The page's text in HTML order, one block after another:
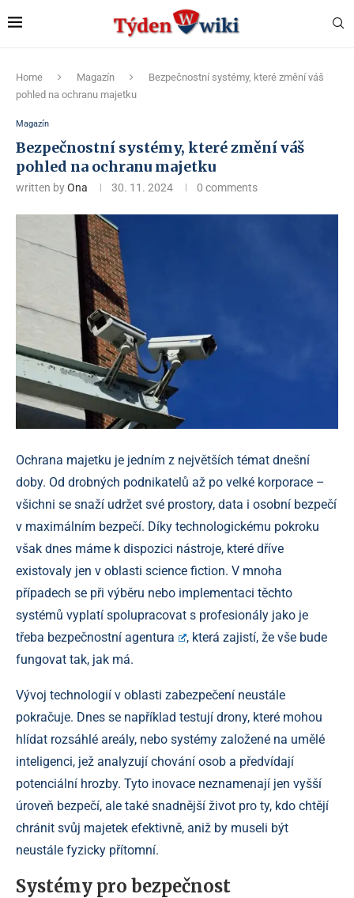
Home Magazín
Bezpečnostní systémy, které změní váš
pohled na ochranu majetku
Magazín
Bezpečnostní systémy, které změní váš
pohled na ochranu majetku
written byOna 30. 11. 2024 0 comments
Ochrana majetku je jedním z největších témat dnešní
doby. Od drobných podnikatelů až po velké korporace –
všichni se snaží udržet své prostory, data i osobní bezpečí
v maximálním bezpečí. Díky technologickému pokroku
však dnes máme k dispozici nástroje, které dříve
existovaly jen v oblasti science fiction. V mnoha
případech se při výběru nebo implementaci těchto
systémů vyplatí spolupracovat s profesionály jako je
třeba bezpečnostní agentura
, která zajistí, že vše bude
fungovat tak, jak má.
Vývoj technologií v oblasti zabezpečení neustále
pokračuje. Dnes se například testují drony, které mohou
hlídat rozsáhlé areály, nebo systémy založené na umělé
inteligenci, jež analyzují chování osob a předvídají
potenciální hrozby. Tyto inovace neznamenají jen vyšší
úroveň bezpečí, ale také snadnější život pro ty, kdo chtějí
chránit svůj majetek efektivně, aniž by museli být
neustále fyzicky přítomní.
Systémy pro bezpečnost